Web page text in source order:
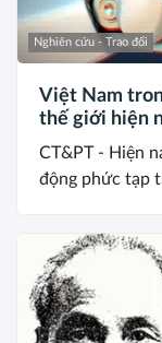
Nghiên cứu - Trao đổi
Việt Nam
thế giới hiện
CT&PT - Hiện
động phức tạp